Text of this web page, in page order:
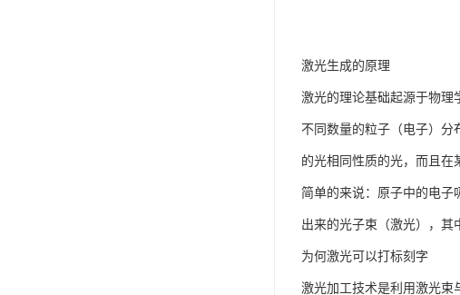
激光生成的原理
激光的理论基础起源于物理
不同数量的粒子（电子）分
的光相同性质的光，而且在
简单的来说：原子中的电子
出来的光子束（激光），其
为何激光可以打标刻字
激光加工技术是利用激光束